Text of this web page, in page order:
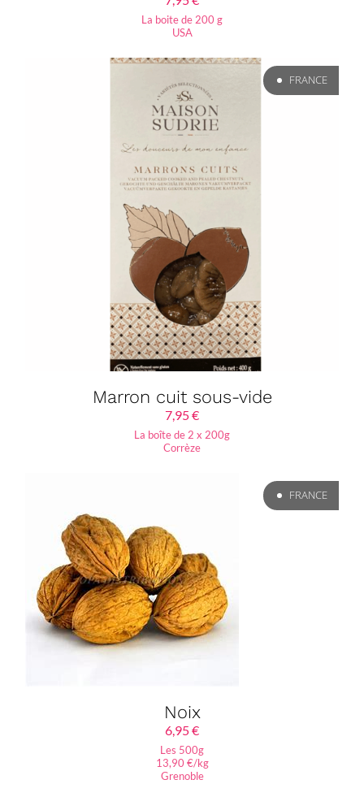
La boite de 200 g
USA
FRANCE
Marron cuit sous-vide
7,95€
La boîte de 2 x 200g
Corrèze
FRANCE
Noix
6,95€
Les 500g
13,90 €/kg
Grenoble